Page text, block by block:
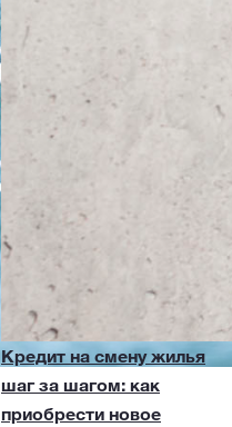
Кредит на смену жилья
шаг за шагом: как
приобрести новое